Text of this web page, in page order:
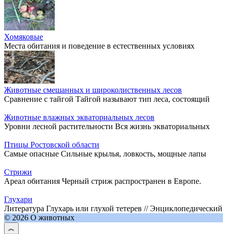
Хомяковые
Места обитания и поведение в естественных условиях
Животные смешанных и широколиственных лесов
Сравнение с тайгой Тайгой называют тип леса, состоящий
Животные влажных экваториальных лесов
Уровни лесной растительности Вся жизнь экваториальных
Птицы Ростовской области
Самые опасные Сильные крылья, ловкость, мощные лапы
Стрижи
Ареал обитания Черный стриж распространен в Европе.
Глухари
Литература Глухарь или глухой тетерев // Энциклопедический
© 2026 О животных